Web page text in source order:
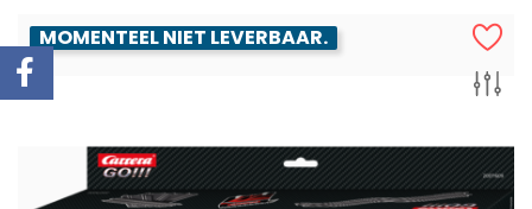
MOMENTEEL NIET LEVERBAAR.